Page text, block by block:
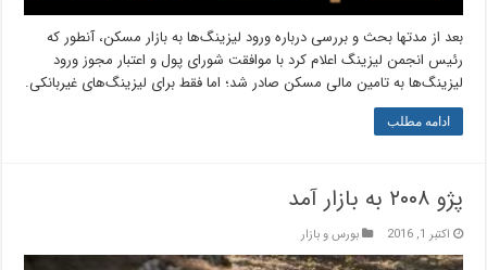
بعد از مدتها بحث و بررسی درباره ورود لیزینگ‌ها به بازار مسکن، آنطور که
رئیس انجمن لیزینگ اعلام کرد با موافقت شورای پول و اعتبار مجوز ورود
لیزینگ‌ها به تامین مالی مسکن صادر شد؛ اما فقط برای لیزینگ‌های غیربانکی.
ادامه مطلب
پژو ۲۰۰۸ به بازار آمد
اکتبر 1, 2016 بورس و بازار